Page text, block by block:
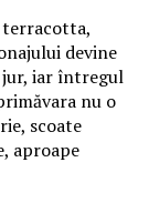
terracotta,
devine
jur, iar întregul
nu o
scoate
aproape